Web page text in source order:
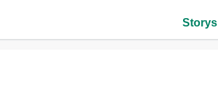
Storys